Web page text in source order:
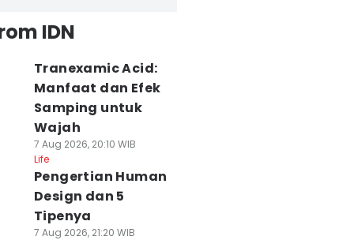
IDN
Tranexamic Acid:
Manfaat dan Efek
Samping untuk
Wajah
7 Aug 2026, 20:10 WIB
Life
Pengertian Human
Design dan 5
Tipenya
7 Aug 2026, 21:20 WIB